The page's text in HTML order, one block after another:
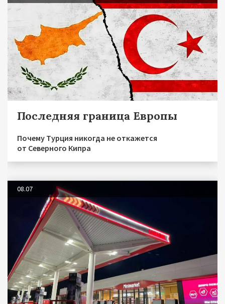
Последняя граница Европы
Почему Турция никогда не откажется
от Северного Кипра
08.07